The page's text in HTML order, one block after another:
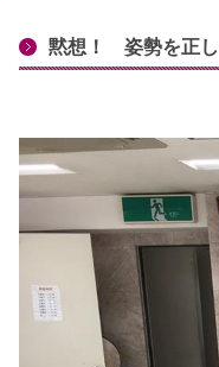
黙想！ 姿勢を正し